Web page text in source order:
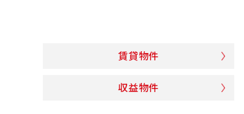
賃貸物件
収益物件